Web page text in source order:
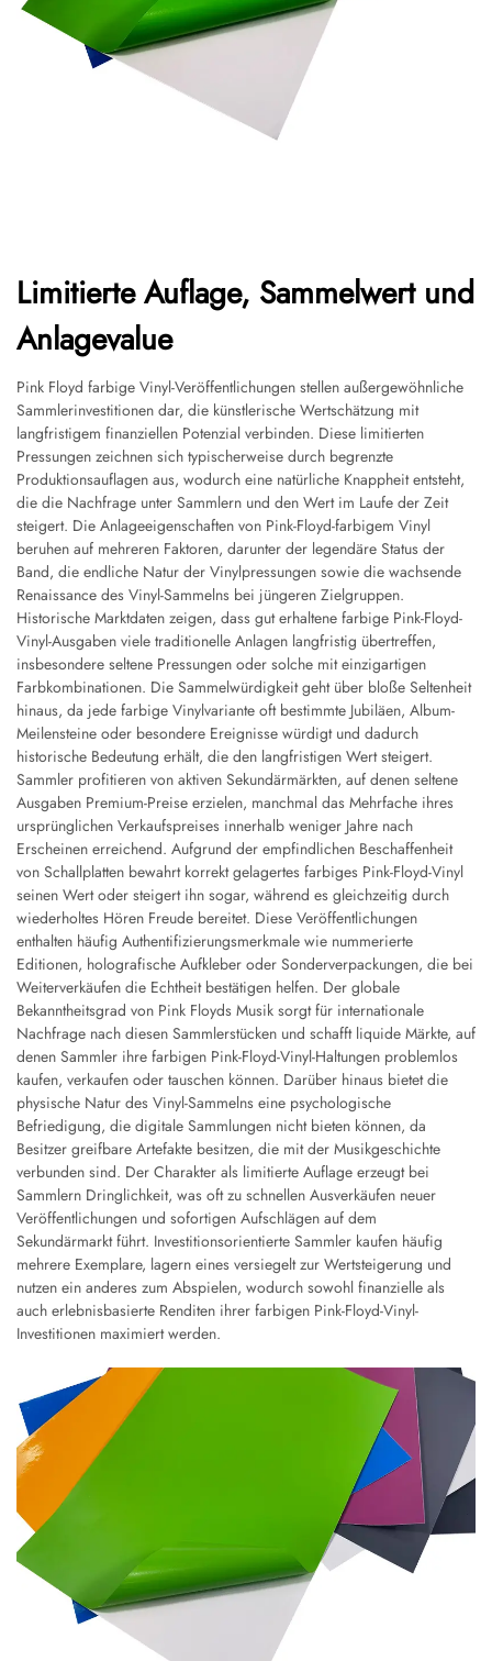
Limitierte Auflage, Sammelwert und
Anlagevalue
Pink Floyd farbige Vinyl-Veröffentlichungen stellen außergewöhnliche
Sammlerinvestitionen dar, die künstlerische Wertschätzung mit
langfristigem finanziellen Potenzial verbinden. Diese limitierten
Pressungen zeichnen sich typischerweise durch begrenzte
Produktionsauflagen aus, wodurch eine natürliche Knappheit entsteht,
die die Nachfrage unter Sammlern und den Wert im Laufe der Zeit
steigert. Die Anlageeigenschaften von Pink-Floyd-farbigem Vinyl
beruhen auf mehreren Faktoren, darunter der legendäre Status der
Band, die endliche Natur der Vinylpressungen sowie die wachsende
Renaissance des Vinyl-Sammelns bei jüngeren Zielgruppen.
Historische Marktdaten zeigen, dass gut erhaltene farbige Pink-Floyd-
Vinyl-Ausgaben viele traditionelle Anlagen langfristig übertreffen,
insbesondere seltene Pressungen oder solche mit einzigartigen
Farbkombinationen. Die Sammelwürdigkeit geht über bloße Seltenheit
hinaus, da jede farbige Vinylvariante oft bestimmte Jubiläen, Album-
Meilensteine oder besondere Ereignisse würdigt und dadurch
historische Bedeutung erhält, die den langfristigen Wert steigert.
Sammler profitieren von aktiven Sekundärmärkten, auf denen seltene
Ausgaben Premium-Preise erzielen, manchmal das Mehrfache ihres
ursprünglichen Verkaufspreises innerhalb weniger Jahre nach
Erscheinen erreichend. Aufgrund der empfindlichen Beschaffenheit
von Schallplatten bewahrt korrekt gelagertes farbiges Pink-Floyd-Vinyl
seinen Wert oder steigert ihn sogar, während es gleichzeitig durch
wiederholtes Hören Freude bereitet. Diese Veröffentlichungen
enthalten häufig Authentifizierungsmerkmale wie nummerierte
Editionen, holografische Aufkleber oder Sonderverpackungen, die bei
Weiterverkäufen die Echtheit bestätigen helfen. Der globale
Bekanntheitsgrad von Pink Floyds Musik sorgt für internationale
Nachfrage nach diesen Sammlerstücken und schafft liquide Märkte, auf
denen Sammler ihre farbigen Pink-Floyd-Vinyl-Haltungen problemlos
kaufen, verkaufen oder tauschen können. Darüber hinaus bietet die
physische Natur des Vinyl-Sammelns eine psychologische
Befriedigung, die digitale Sammlungen nicht bieten können, da
Besitzer greifbare Artefakte besitzen, die mit der Musikgeschichte
verbunden sind. Der Charakter als limitierte Auflage erzeugt bei
Sammlern Dringlichkeit, was oft zu schnellen Ausverkäufen neuer
Veröffentlichungen und sofortigen Aufschlägen auf dem
Sekundärmarkt führt. Investitionsorientierte Sammler kaufen häufig
mehrere Exemplare, lagern eines versiegelt zur Wertsteigerung und
nutzen ein anderes zum Abspielen, wodurch sowohl finanzielle als
auch erlebnisbasierte Renditen ihrer farbigen Pink-Floyd-Vinyl-
Investitionen maximiert werden.